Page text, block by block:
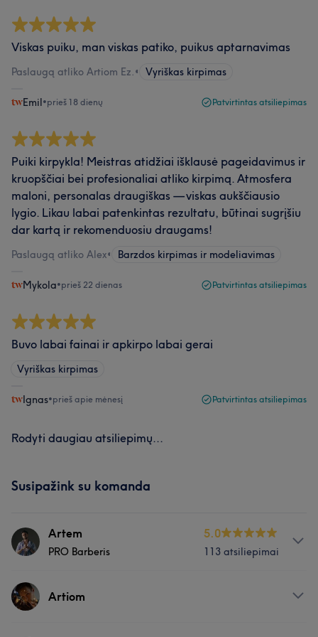
Viskas puiku, man viskas patiko, puikus aptarnavimas
Paslaugą atliko Artiom Ez.• Vyriškas kirpimas
Emil•prieš 18 dienų Patvirtintas atsiliepimas
Puiki kirpykla! Meistras atidžiai išklausė pageidavimus ir
kruopščiai bei profesionaliai atliko kirpimą. Atmosfera
maloni, personalas draugiškas — viskas aukščiausio
lygio. Likau labai patenkintas rezultatu, būtinai sugrįšiu
dar kartą ir rekomenduosiu draugams!
Paslaugą atliko Alex• Barzdos kirpimas ir modeliavimas
Mykola•prieš 22 dienas Patvirtintas atsiliepimas
Buvo labai fainai ir apkirpo labai gerai
Vyriškas kirpimas
Ignas•prieš apie mėnesį Patvirtintas atsiliepimas
Rodyti daugiau atsiliepimų...
Susipažink su komanda
Artem
PRO Barberis
5.0
113 atsiliepimai
Apie
Kalbos: UA, RU, ENG. Sveiki, mano vardas Artiom!
Artiom